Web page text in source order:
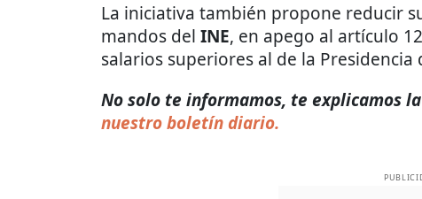
La iniciativa también propone reducir
mandos del INE, en apego al artículo
salarios superiores al de la Presidencia
No solo te informamos, te explicamos
nuestro boletín diario.